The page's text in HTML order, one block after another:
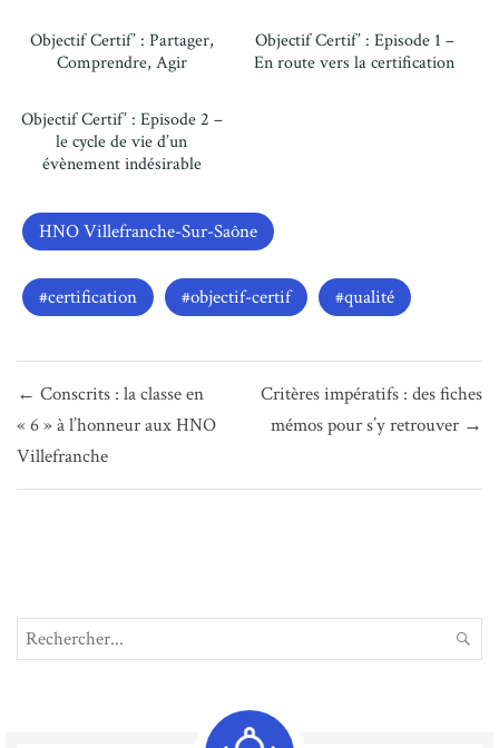
Objectif Certif’ : Partager,
Comprendre, Agir
Objectif Certif’ : Episode 1 –
En route vers la certification
Objectif Certif’ : Episode 2 –
le cycle de vie d’un
évènement indésirable
HNO Villefranche-Sur-Saône
certification objectif-certif qualité
de
l’article
← Conscrits : la classe en
« 6 » à l’honneur aux HNO
Villefranche
Critères impératifs : des fiches
mémos pour s’y retrouver →
Search
for: